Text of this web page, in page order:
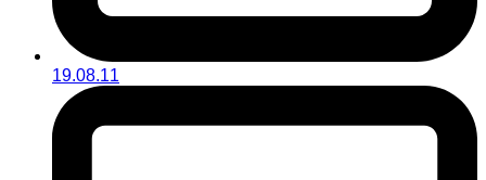
19.08.11